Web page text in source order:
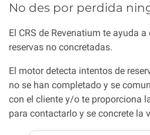
No des por perdida
El CRS de Revenatium te ayuda
reservas no concretadas.
El motor detecta intentos de
no se han completado y se
con el cliente y/o te proporciona
para contactarlo y se concrete la